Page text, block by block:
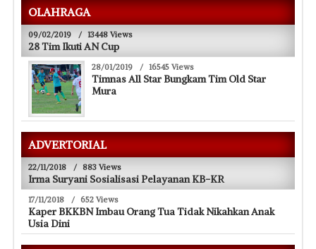
OLAHRAGA
09/02/2019 / 13448 Views
28 Tim Ikuti AN Cup
28/01/2019 / 16545 Views
Timnas All Star Bungkam Tim Old Star
Mura
ADVERTORIAL
22/11/2018 / 883 Views
Irma Suryani Sosialisasi Pelayanan KB-KR
17/11/2018 / 652 Views
Kaper BKKBN Imbau Orang Tua Tidak Nikahkan Anak
Usia Dini